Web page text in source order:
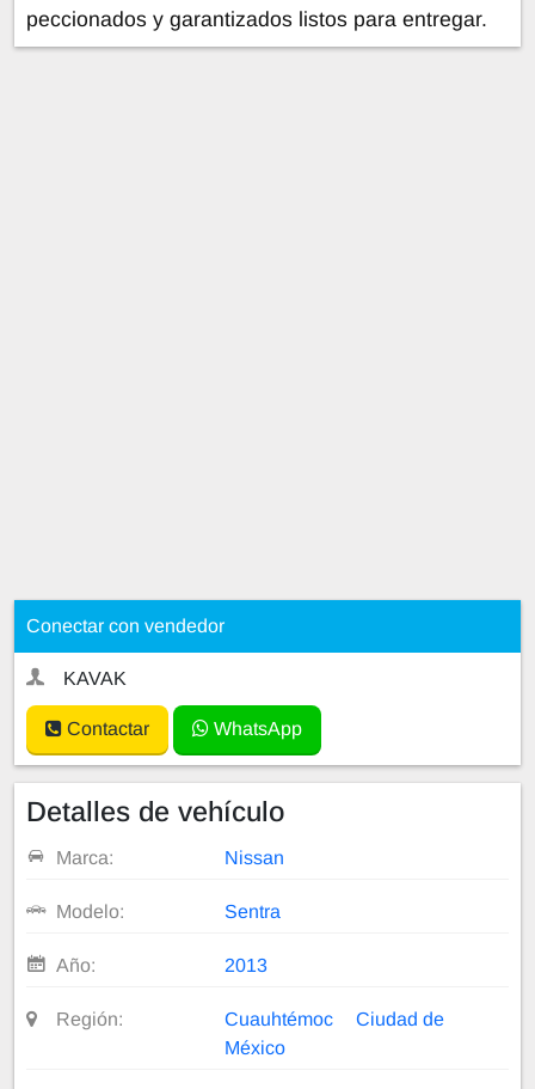
peccionados y garantizados listos para entregar.
Conectar con vendedor
KAVAK
Contactar WhatsApp
Detalles de vehículo
Marca: Nissan
Modelo: Sentra
Año: 2013
Región: Cuauhtémoc
Ciudad de
México